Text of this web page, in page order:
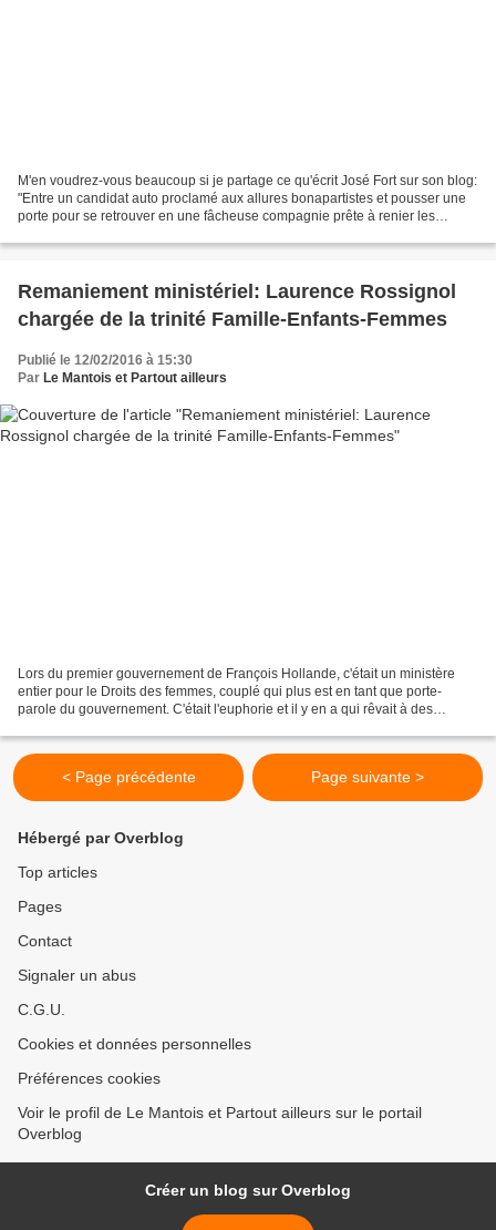
M'en voudrez-vous beaucoup si je partage ce qu'écrit José Fort sur son blog:
"Entre un candidat auto proclamé aux allures bonapartistes et pousser une
porte pour se retrouver en une fâcheuse compagnie prête à renier les
Remaniement ministériel: Laurence Rossignol
chargée de la trinité Famille-Enfants-Femmes
Publié le 12/02/2016 à 15:30
Par Le Mantois et Partout ailleurs
Lors du premier gouvernement de François Hollande, c'était un ministère
entier pour le Droits des femmes, couplé qui plus est en tant que porte-
parole du gouvernement. C'était l'euphorie et il y en a qui rêvait à des
< Page précédente Page suivante >
Hébergé par Overblog
Top articles
Pages
Contact
Signaler un abus
C.G.U.
Cookies et données personnelles
Préférences cookies
Voir le profil de Le Mantois et Partout ailleurs sur le portail
Overblog
Créer un blog sur Overblog